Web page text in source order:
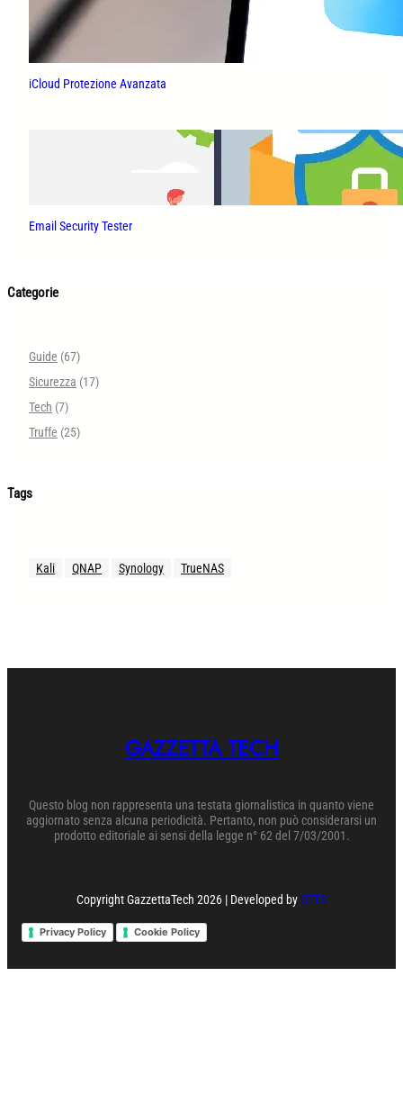
iCloud Protezione Avanzata
Email Security Tester
Categorie
Guide (67)
Sicurezza (17)
Tech (7)
Truffe (25)
Tags
Kali QNAP Synology TrueNAS
GAZZETTA TECH
Questo blog non rappresenta una testata giornalistica in quanto viene
aggiornato senza alcuna periodicità. Pertanto, non può considerarsi un
prodotto editoriale ai sensi della legge n° 62 del 7/03/2001.
Copyright GazzettaTech 2026 | Developed byOTTS
Privacy Policy Cookie Policy